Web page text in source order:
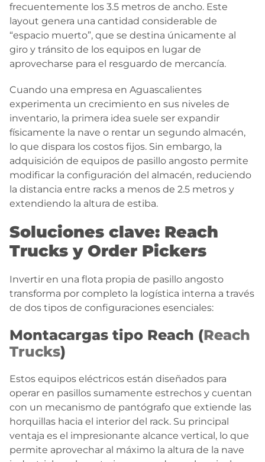
frecuentemente los 3.5 metros de ancho. Este
layout genera una cantidad considerable de
“espacio muerto”, que se destina únicamente al
giro y tránsito de los equipos en lugar de
aprovecharse para el resguardo de mercancía.
Cuando una empresa en Aguascalientes
experimenta un crecimiento en sus niveles de
inventario, la primera idea suele ser expandir
físicamente la nave o rentar un segundo almacén,
lo que dispara los costos fijos. Sin embargo, la
adquisición de equipos de pasillo angosto permite
modificar la configuración del almacén, reduciendo
la distancia entre racks a menos de 2.5 metros y
extendiendo la altura de estiba.
Soluciones clave: Reach
Trucks y Order Pickers
Invertir en una flota propia de pasillo angosto
transforma por completo la logística interna a través
de dos tipos de configuraciones esenciales:
Montacargas tipo Reach (Reach
Trucks)
Estos equipos eléctricos están diseñados para
operar en pasillos sumamente estrechos y cuentan
con un mecanismo de pantógrafo que extiende las
horquillas hacia el interior del rack. Su principal
ventaja es el impresionante alcance vertical, lo que
permite aprovechar al máximo la altura de la nave